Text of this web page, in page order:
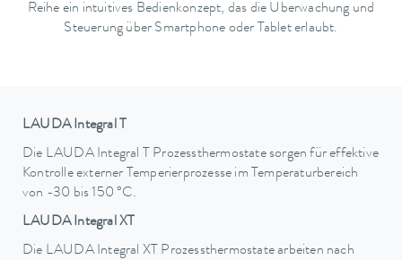
Reihe ein intuitives Bedienkonzept, das die Überwachung und
Steuerung über Smartphone oder Tablet erlaubt.
LAUDA Integral T
Die LAUDA Integral T Prozessthermostate sorgen für effektive
Kontrolle externer Temperierprozesse im Temperaturbereich
von -30 bis 150 °C.
LAUDA Integral XT
Die LAUDA Integral XT Prozessthermostate arbeiten nach